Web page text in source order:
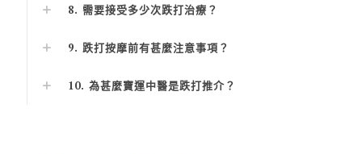
8. 需要接受多少次跌打治療？
9. 跌打按摩前有甚麼注意事項？
10. 為甚麼寶運中醫是跌打推介？